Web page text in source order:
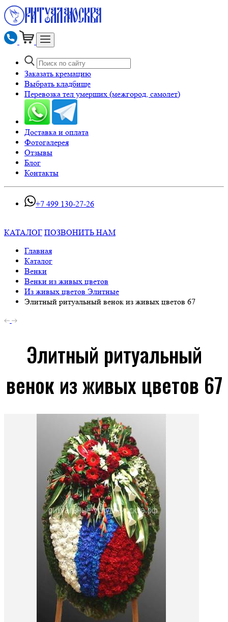
Заказать кремацию
Выбрать кладбище
Перевозка тел умерших (межгород, самолет)
Доставка и оплата
Фотогалерея
Отзывы
Блог
Контакты
+7 499 130-27-26
КАТАЛОГ ПОЗВОНИТЬ НАМ
Главная
Каталог
Венки
Венки из живых цветов
Из живых цветов Элитные
Элитный ритуальный венок из живых цветов 67
Элитный ритуальный
венок из живых цветов 67